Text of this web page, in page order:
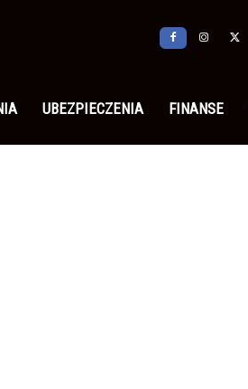
UBEZPIECZENIA FINANSE